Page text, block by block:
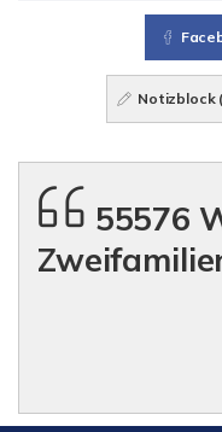
Notizblock (
55576